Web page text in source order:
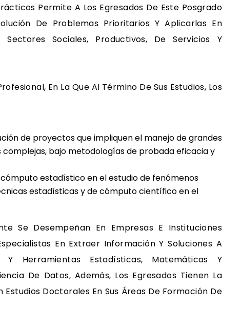
Permite A Los Egresados De Este Posgrado
De Problemas Prioritarios Y Aplicarlas En
Sociales, Productivos, De Servicios Y
En La Que Al Término De Sus Estudios, Los
de proyectos que impliquen el manejo de grandes
bajo metodologías de probada eficacia y
estadístico en el estudio de fenómenos
estadísticas y de cómputo científico en el
Se Desempeñan En Empresas E Instituciones
En Extraer Información Y Soluciones A
Herramientas Estadísticas, Matemáticas Y
De Datos, Además, Los Egresados Tienen La
Doctorales En Sus Áreas De Formación De